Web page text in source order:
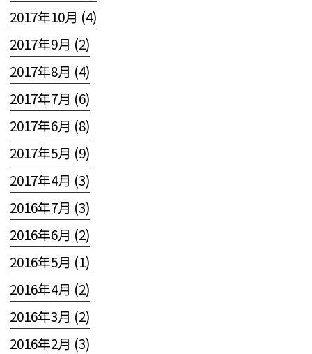
2017年10月 (4)
2017年9月 (2)
2017年8月 (4)
2017年7月 (6)
2017年6月 (8)
2017年5月 (9)
2017年4月 (3)
2016年7月 (3)
2016年6月 (2)
2016年5月 (1)
2016年4月 (2)
2016年3月 (2)
2016年2月 (3)